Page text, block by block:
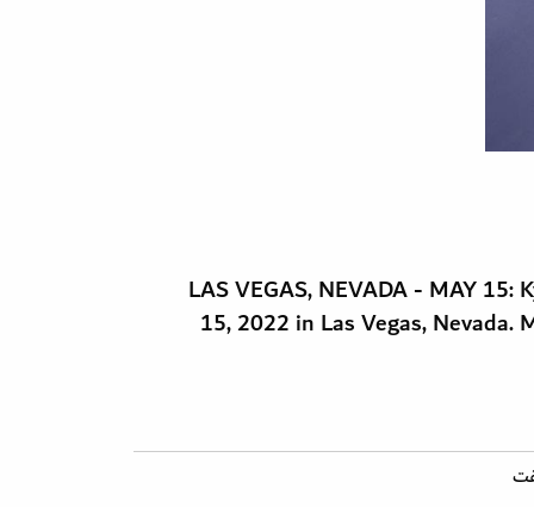
LAS VEGAS, NEVADA - MAY
15, 2022 in Las Vegas,